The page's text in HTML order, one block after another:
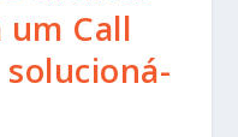
um Call